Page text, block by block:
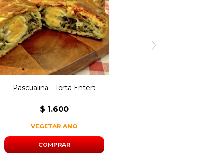
Torta pascualina entera
rellena con acelga, queso
y huevo.
Medidas: 28cm x 42cm.
Pascualina - Torta Entera
$ 1.600
VEGETARIANO